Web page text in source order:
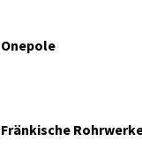
Onepole
Fränkische